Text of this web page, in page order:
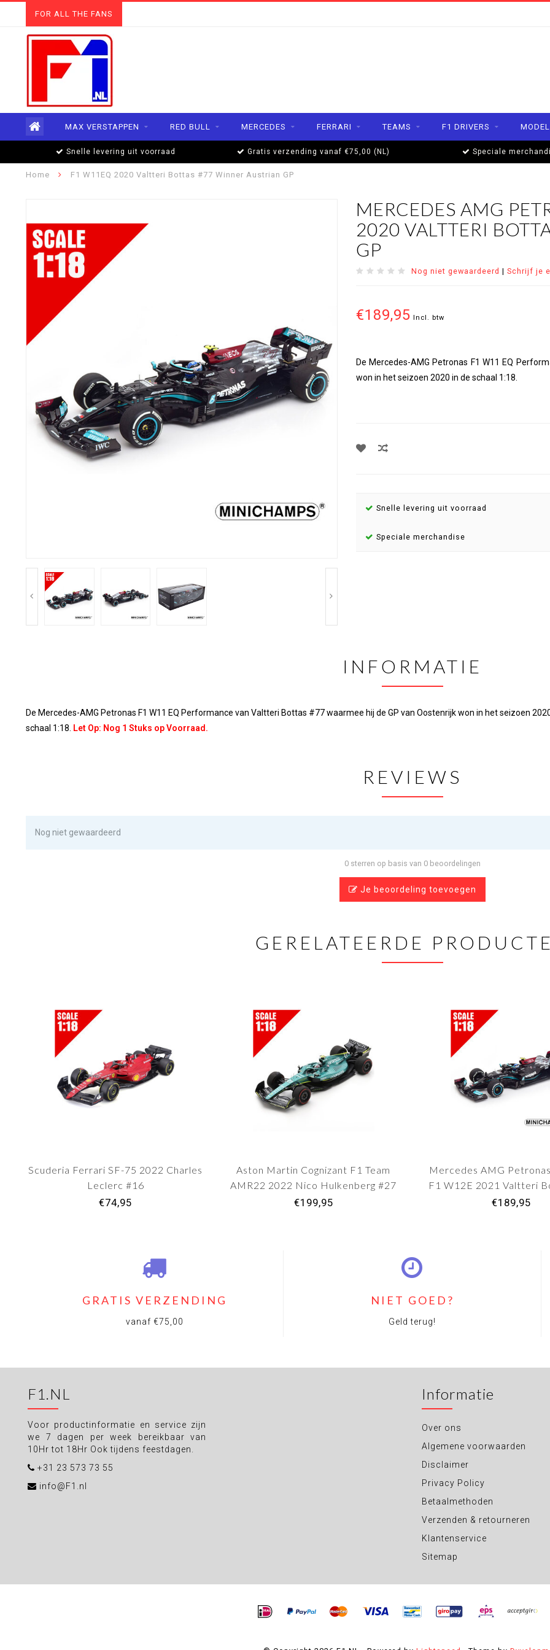
FOR ALL THE FANS
MAX VERSTAPPEN RED BULL MERCEDES FERRARI TEAMS F1 DRIVERS
Snelle levering uit voorraad Gratis verzending vanaf €75,00 (NL) Speciale
Home F1 W11EQ 2020 Valtteri Bottas #77 Winner Austrian GP
MERCEDES AMG
2020 VALTTERI
GP
Nog niet gewaardeerd | Schrijf je
€189,95 Incl. btw
De Mercedes-AMG Petronas F1 W11 EQ
won in het seizoen 2020 in de schaal 1:18.
Snelle levering uit voorraad
Speciale merchandise
INFORMATIE
De Mercedes-AMG Petronas F1 W11 EQ Performance van Valtteri Bottas #77 waarmee hij de GP van Oostenrijk won in het seizoen
schaal 1:18. Let Op: Nog 1 Stuks op Voorraad.
REVIEWS
Nog niet gewaardeerd
0 sterren op basis van 0 beoordelingen
Je beoordeling toevoegen
GERELATEERDE
Scuderia Ferrari SF-75 2022 Charles
Leclerc #16
€74,95
Aston Martin Cognizant F1 Team
AMR22 2022 Nico Hulkenberg #27
Bahrein GP
€199,95
Mercedes AMG
F1 W12E 2021 Valtteri
Bahrein GP
€189,95
GRATIS VERZENDING
vanaf €75,00
NIET GOED?
Geld terug!
F1.NL
Voor productinformatie en service zijn
we 7 dagen per week bereikbaar van
10Hr tot 18Hr Ook tijdens feestdagen.
+31 23 573 73 55
info@F1.nl
Informatie
Over ons
Algemene voorwaarden
Disclaimer
Privacy Policy
Betaalmethoden
Verzenden & retourneren
Klantenservice
Sitemap